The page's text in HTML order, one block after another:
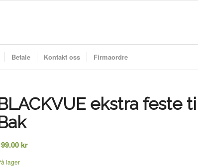
Betale Kontakt oss Firmaordre
ekstra feste
kr
lager